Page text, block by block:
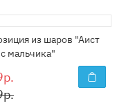
из шаров "Аист
мальчика"